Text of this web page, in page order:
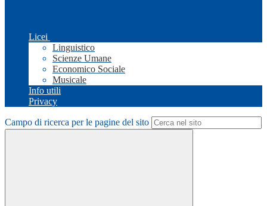
Licei
Linguistico
Scienze Umane
Economico Sociale
Musicale
Info utili
Privacy
Campo di ricerca per le pagine del sito